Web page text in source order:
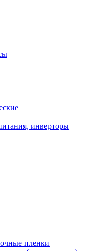
инверторы
пленки